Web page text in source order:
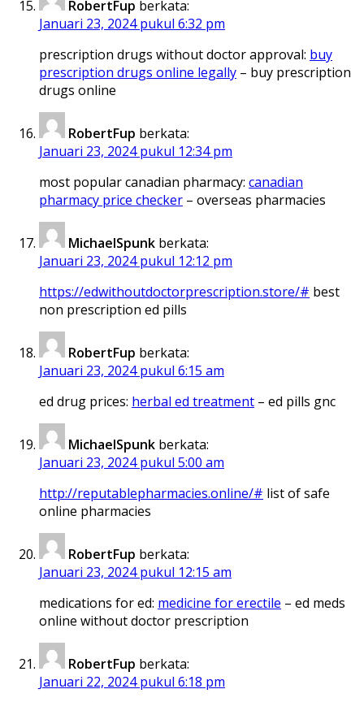
RobertFup berkata:
Januari 23, 2024 pukul 6:32 pm
prescription drugs without doctor approval: buy
prescription drugs online legally – buy prescription
drugs online
RobertFup berkata:
Januari 23, 2024 pukul 12:34 pm
most popular canadian pharmacy: canadian
pharmacy price checker – overseas pharmacies
MichaelSpunk berkata:
Januari 23, 2024 pukul 12:12 pm
https://edwithoutdoctorprescription.store/# best
non prescription ed pills
RobertFup berkata:
Januari 23, 2024 pukul 6:15 am
ed drug prices: herbal ed treatment – ed pills gnc
MichaelSpunk berkata:
Januari 23, 2024 pukul 5:00 am
http://reputablepharmacies.online/# list of safe
online pharmacies
RobertFup berkata:
Januari 23, 2024 pukul 12:15 am
medications for ed: medicine for erectile – ed meds
online without doctor prescription
RobertFup berkata:
Januari 22, 2024 pukul 6:18 pm